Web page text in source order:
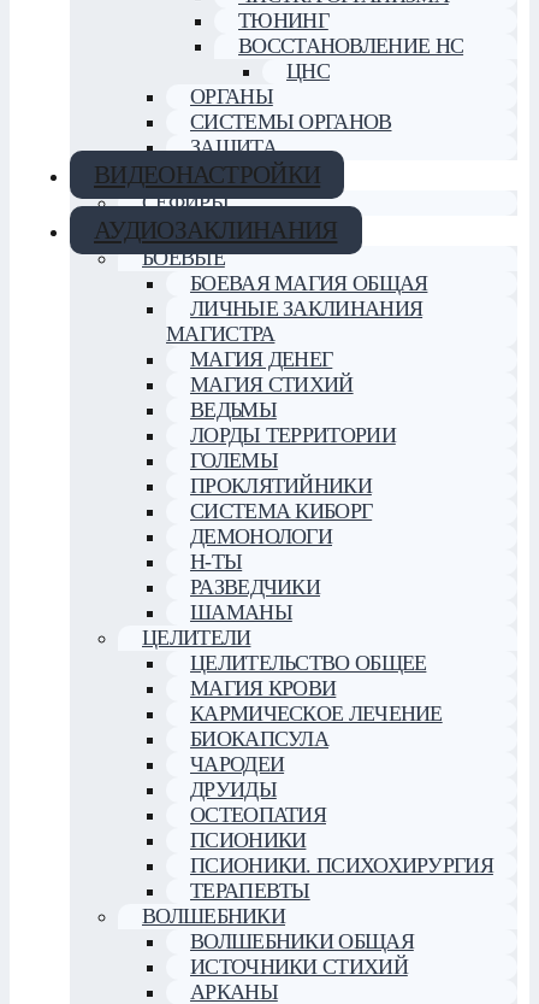
ТЮНИНГ
ВОССТАНОВЛЕНИЕ НС
ЦНС
ОРГАНЫ
СИСТЕМЫ ОРГАНОВ
ЗАЩИТА
ВИДЕОНАСТРОЙКИ
СЕФИРЫ
АУДИОЗАКЛИНАНИЯ
БОЕВЫЕ
БОЕВАЯ МАГИЯ ОБЩАЯ
ЛИЧНЫЕ ЗАКЛИНАНИЯ
МАГИСТРА
МАГИЯ ДЕНЕГ
МАГИЯ СТИХИЙ
ВЕДЬМЫ
ЛОРДЫ ТЕРРИТОРИИ
ГОЛЕМЫ
ПРОКЛЯТИЙНИКИ
СИСТЕМА КИБОРГ
ДЕМОНОЛОГИ
Н-ТЫ
РАЗВЕДЧИКИ
ШАМАНЫ
ЦЕЛИТЕЛИ
ЦЕЛИТЕЛЬСТВО ОБЩЕЕ
МАГИЯ КРОВИ
КАРМИЧЕСКОЕ ЛЕЧЕНИЕ
БИОКАПСУЛА
ЧАРОДЕИ
ДРУИДЫ
ОСТЕОПАТИЯ
ПСИОНИКИ
ПСИОНИКИ. ПСИХОХИРУРГИЯ
ТЕРАПЕВТЫ
ВОЛШЕБНИКИ
ВОЛШЕБНИКИ ОБЩАЯ
ИСТОЧНИКИ СТИХИЙ
АРКАНЫ